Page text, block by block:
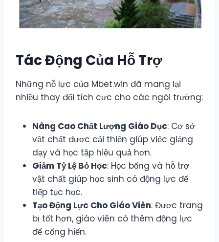
Tác Động Của Hỗ Trợ
Những nỗ lực của Mbet.win đã mang lại
nhiều thay đổi tích cực cho các ngôi trường:
Nâng Cao Chất Lượng Giáo Dục: Cơ sở
vật chất được cải thiện giúp việc giảng
dạy và học tập hiệu quả hơn.
Giảm Tỷ Lệ Bỏ Học: Học bổng và hỗ trợ
vật chất giúp học sinh có động lực để
tiếp tục học.
Tạo Động Lực Cho Giáo Viên: Được trang
bị tốt hơn, giáo viên có thêm động lực
để cống hiến.